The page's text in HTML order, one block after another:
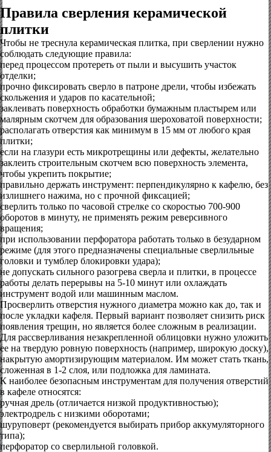
Правила сверления керамической
плитки
Чтобы не треснула керамическая плитка, при сверлении нужно
соблюдать следующие правила:
перед процессом протереть от пыли и высушить участок
отделки;
прочно фиксировать сверло в патроне дрели, чтобы избежать
скольжения и ударов по касательной;
заклеивать поверхность обработки бумажным пластырем или
малярным скотчем для образования шероховатой поверхности;
располагать отверстия как минимум в 15 мм от любого края
плитки;
если на глазури есть микротрещины или дефекты, желательно
заклеить строительным скотчем всю поверхность элемента,
чтобы укрепить покрытие;
правильно держать инструмент: перпендикулярно к кафелю, без
излишнего нажима, но с прочной фиксацией;
сверлить только по часовой стрелке со скоростью 700-900
оборотов в минуту, не применять режим реверсивного
вращения;
при использовании перфоратора работать только в безударном
режиме (для этого предназначены специальные сверлильные
головки и тумблер блокировки удара);
не допускать сильного разогрева сверла и плитки, в процессе
работы делать перерывы на 5-10 минут или охлаждать
инструмент водой или машинным маслом.
Просверлить отверстия нужного диаметра можно как до, так и
после укладки кафеля. Первый вариант позволяет снизить риск
появления трещин, но является более сложным в реализации.
Для рассверливания незакрепленной облицовки нужно уложить
ее на твердую ровную поверхность (например, широкую доску),
накрытую амортизирующим материалом. Им может стать ткань,
сложенная в 1-2 слоя, или подложка для ламината.
К наиболее безопасным инструментам для получения отверстий
в кафеле относятся:
ручная дрель (отличается низкой продуктивностью);
электродрель с низкими оборотами;
шуруповерт (рекомендуется выбирать прибор аккумуляторного
типа);
перфоратор со сверлильной головкой.